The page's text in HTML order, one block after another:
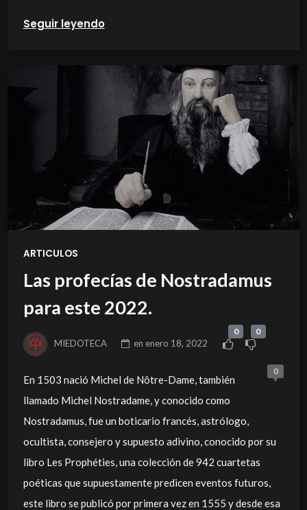
Seguir leyendo
ARTICULOS
Las profecías de Nostradamus
para este 2022.
MIEDOTECA en enero 18, 2022
0 0
0
En 1503 nació Michel de Nôtre-Dame, también
llamado Michel Nostradame, y conocido como
Nostradamus, fue un boticario francés, astrólogo,
ocultista, consejero y supuesto adivino, conocido por su
libro Les Prophéties, una colección de 942 cuartetas
poéticas que supuestamente predicen eventos futuros,
este libro se publicó por primera vez en 1555 y desde esa